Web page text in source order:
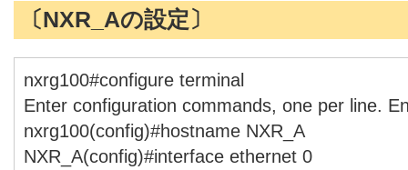
〔NXR_Aの設定〕
nxrg100#configure terminal
Enter configuration commands, one per line.
nxrg100(config)#hostname NXR_A
NXR_A(config)#interface ethernet 0